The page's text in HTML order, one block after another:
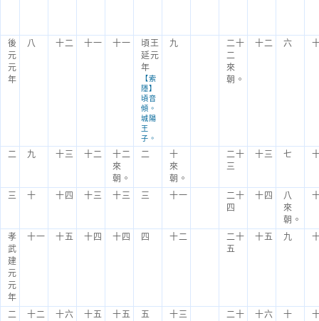
後
元
元
年
八 十二 十一 十一
頃王
延元
年
【索
隱】
頃音
傾。
城陽
王
子。
九
二十
二
來
朝。
十二 六
二 九 十三 十二
十二
來
朝。
二
十
來
朝。
二十
三
十三 七
三 十 十四 十三 十三 三 十一
二十
四
十四
八
來
朝。
孝
武
建
元
元
年
十一 十五 十四 十四 四 十二
二十
五
十五 九
二
十二
十六
十五 十五 五 十三
二十
十六 十